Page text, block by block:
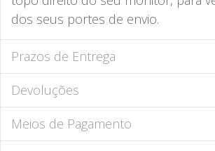
dos seus portes de envio.
Prazos de Entrega
Devoluções
Meios de Pagamento